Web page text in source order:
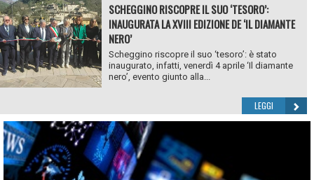
SCHEGGINO RISCOPRE IL SUO ‘TESORO’:
INAUGURATA LA XVIII EDIZIONE DE ‘IL DIAMANTE
NERO’
Scheggino riscopre il suo ‘tesoro’: è stato
inaugurato, infatti, venerdì 4 aprile ‘Il diamante
nero’, evento giunto alla...
LEGGI